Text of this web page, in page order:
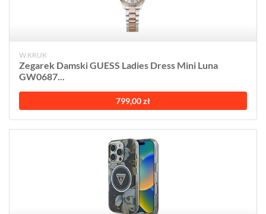
W.KRUK
Zegarek Damski GUESS Ladies Dress Mini Luna
GW0687...
799,00 zł